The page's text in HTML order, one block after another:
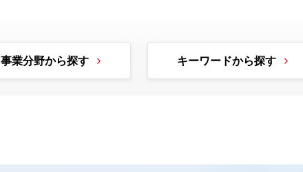
事業分野から探す キーワードから探す